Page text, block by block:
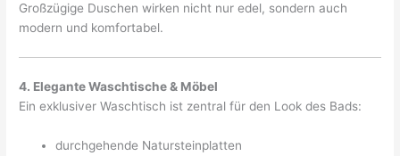
Großzügige Duschen wirken nicht nur edel, sondern auch
modern und komfortabel.
4. Elegante Waschtische & Möbel
Ein exklusiver Waschtisch ist zentral für den Look des Bads:
durchgehende Natursteinplatten